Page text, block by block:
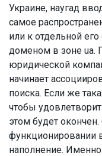
Украине, наугад
самое
или к отдельной
доменом в зоне ua.
юридической
начинает
поиска. Если же
чтобы
этом будет
функционировании
наполнение.